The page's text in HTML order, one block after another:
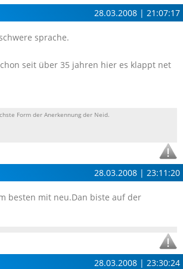
28.03.2008 | 21:07:17
sprache.
seit über 35 jahren hier es klappt net
Form der Anerkennung der Neid.
28.03.2008 | 23:11:20
besten mit neu.Dan biste auf der
28.03.2008 | 23:30:24